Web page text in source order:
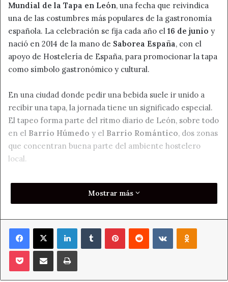
Mundial de la Tapa en León, una fecha que reivindica
una de las costumbres más populares de la gastronomía
española. La celebración se fija cada año el 16 de junio y
nació en 2014 de la mano de Saborea España, con el
apoyo de Hostelería de España, para promocionar la tapa
como símbolo gastronómico y cultural.
En una ciudad donde pedir una bebida suele ir unido a
recibir una tapa, la jornada tiene un significado especial.
El tapeo forma parte del ritmo diario de León, sobre todo
en el Barrio Húmedo y el Barrio Romántico, dos zonas
que concentran buena parte del ambiente hostelero
local.
La página oficial de Turismo de León define el tapeo
como “el rey por excelencia” dentro de la gastronomía
Húmedoes una zona perfecta para ir de tapas, con
productos típicos que muchas veces se ofrecen gratis con
la bebida.
Ranquin de las 5 mejores tapas de
Mostrar más
Facebook
X LinkedInTumblrPinterestReddit VKontakte
PocketCompartir por correo electrónicoImprimir